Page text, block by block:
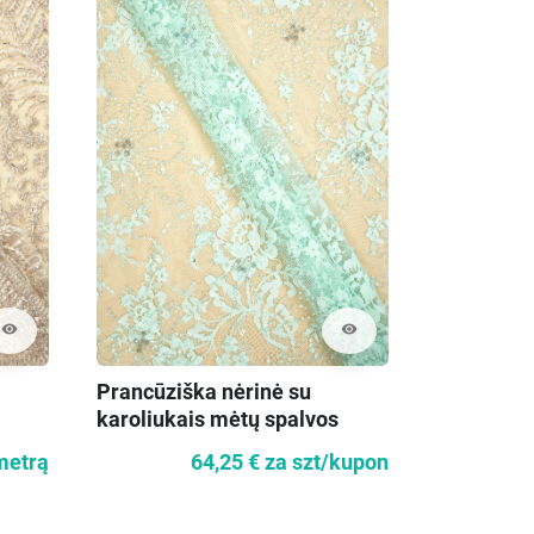
visibility visibility
Prancūziška nėrinė su
karoliukais mėtų spalvos
64,25 €za szt/kupon